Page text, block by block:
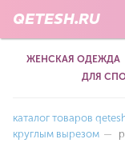
QETESH.RU
ЖЕНСКАЯ ОДЕЖДА
ДЛЯ
каталог товаров
круглым вырезом —